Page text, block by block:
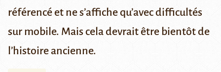
référencé et ne s’affiche qu’avec difficultés
sur mobile. Mais cela devrait être bientôt de
l’histoire ancienne.